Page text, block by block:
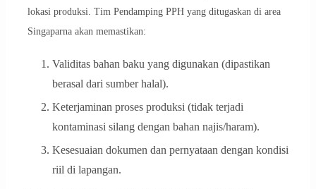
lokasi produksi. Tim Pendamping PPH yang ditugaskan di area
Singaparna akan memastikan:
Validitas bahan baku yang digunakan (dipastikan
berasal dari sumber halal).
Keterjaminan proses produksi (tidak terjadi
kontaminasi silang dengan bahan najis/haram).
Kesesuaian dokumen dan pernyataan dengan kondisi
riil di lapangan.